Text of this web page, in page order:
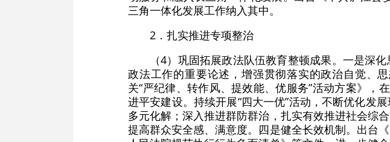
三角一体化发展工作纳入其中。
2．扎实推进专项整治
（4）巩固拓展政法队伍教育整顿成果。一是深
政法工作的重要论述，增强贯彻落实的政治自觉、
关“严纪律、转作风、提效能、优服务”活动方案》
进平安建设。持续开展“四大一优”活动，不断优化发
多元化解；深入推进群防群治，扎实有效推进社会综
提高群众安全感、满意度。四是健全长效机制。出台